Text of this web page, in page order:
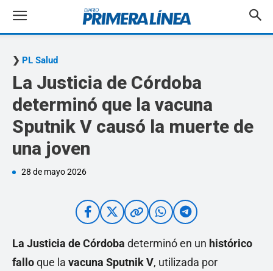
PL Salud
La Justicia de Córdoba
determinó que la vacuna
Sputnik V causó la muerte de
una joven
28 de mayo 2026
La Justicia de Córdoba determinó en un histórico
falloque la vacuna Sputnik V, utilizada por